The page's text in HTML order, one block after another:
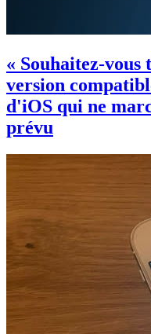
« Souhaitez-
version
d'iOS qui ne
prévu